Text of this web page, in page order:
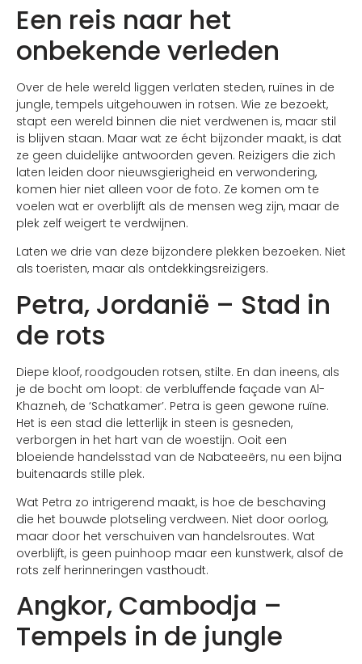
Een reis naar het
onbekende verleden
Over de hele wereld liggen verlaten steden, ruïnes in de
jungle, tempels uitgehouwen in rotsen. Wie ze bezoekt,
stapt een wereld binnen die niet verdwenen is, maar stil
is blijven staan. Maar wat ze écht bijzonder maakt, is dat
ze geen duidelijke antwoorden geven. Reizigers die zich
laten leiden door nieuwsgierigheid en verwondering,
komen hier niet alleen voor de foto. Ze komen om te
voelen wat er overblijft als de mensen weg zijn, maar de
plek zelf weigert te verdwijnen.
Laten we drie van deze bijzondere plekken bezoeken. Niet
als toeristen, maar als ontdekkingsreizigers.
Petra, Jordanië – Stad in
de rots
Diepe kloof, roodgouden rotsen, stilte. En dan ineens, als
je de bocht om loopt: de verbluffende façade van Al-
Khazneh, de ‘Schatkamer’. Petra is geen gewone ruïne.
Het is een stad die letterlijk in steen is gesneden,
verborgen in het hart van de woestijn. Ooit een
bloeiende handelsstad van de Nabateeërs, nu een bijna
buitenaards stille plek.
Wat Petra zo intrigerend maakt, is hoe de beschaving
die het bouwde plotseling verdween. Niet door oorlog,
maar door het verschuiven van handelsroutes. Wat
overblijft, is geen puinhoop maar een kunstwerk, alsof de
rots zelf herinneringen vasthoudt.
Angkor, Cambodja –
Tempels in de jungle